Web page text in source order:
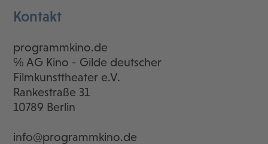
Kontakt
programmkino.de
℅ AG Kino - Gilde deutscher
Filmkunsttheater e.V.
Rankestraße 31
10789 Berlin
info@programmkino.de